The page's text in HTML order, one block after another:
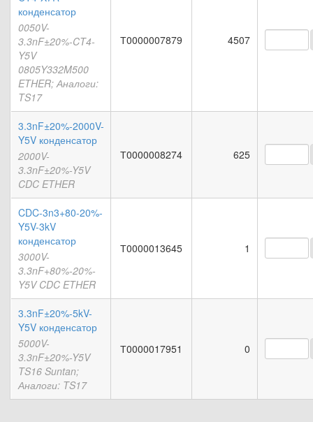
конденсатор
0050V-
3.3nF±20%-CT4-
Y5V
0805Y332M500
ETHER; Аналоги:
TS17
Т0000007879 4507
3.3nF±20%-2000V-
Y5V конденсатор
2000V-
3.3nF±20%-Y5V
CDC ETHER
Т0000008274 625
CDC-3n3+80-20%-
Y5V-3kV
конденсатор
3000V-
3.3nF+80%-20%-
Y5V CDC ETHER
Т0000013645 1
3.3nF±20%-5kV-
Y5V конденсатор
5000V-
3.3nF±20%-Y5V
TS16 Suntan;
Аналоги: TS17
Т0000017951 0